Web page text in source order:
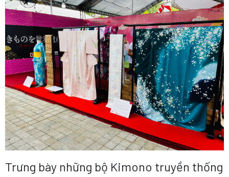
Trưng bày những bộ Kimono truyền thống